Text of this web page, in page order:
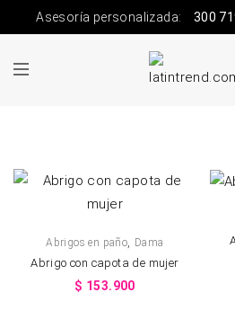
Asesoría personalizada: 300
Abrigos en paño, Dama
Abrigo con capota de mujer
$ 153.900